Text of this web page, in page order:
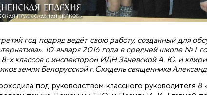
год подряд ведёт свою работу, созданный для
10 января 2016 года в средней школе №1
8-х классов с инспектором ИДН Заневской А. Ю. и
земли Белорусской г. Скидель священника
под руководством классного руководителя